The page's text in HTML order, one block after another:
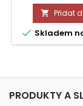
 Přidat
 Skladem
PRODUKTY A